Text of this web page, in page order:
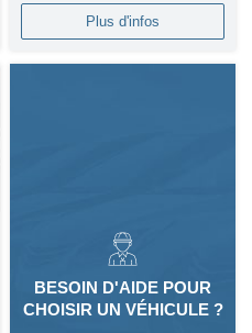
Plus d'infos
BESOIN D'AIDE POUR
CHOISIR UN VÉHICULE ?